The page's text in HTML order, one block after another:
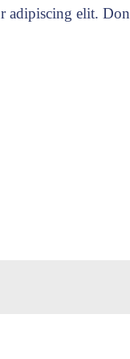
elit.